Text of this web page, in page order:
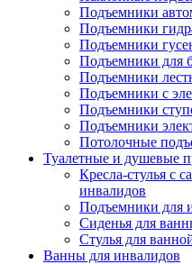
Подъемники
Подъемники
Подъемники
Подъемники для
Подъемники
Подъемники с
Подъемники
Подъемники
Потолочные
Туалетные и душевые
Кресла-стулья с
инвалидов
Подъемники для
Сиденья для
Стулья для
Ванны для инвалидов